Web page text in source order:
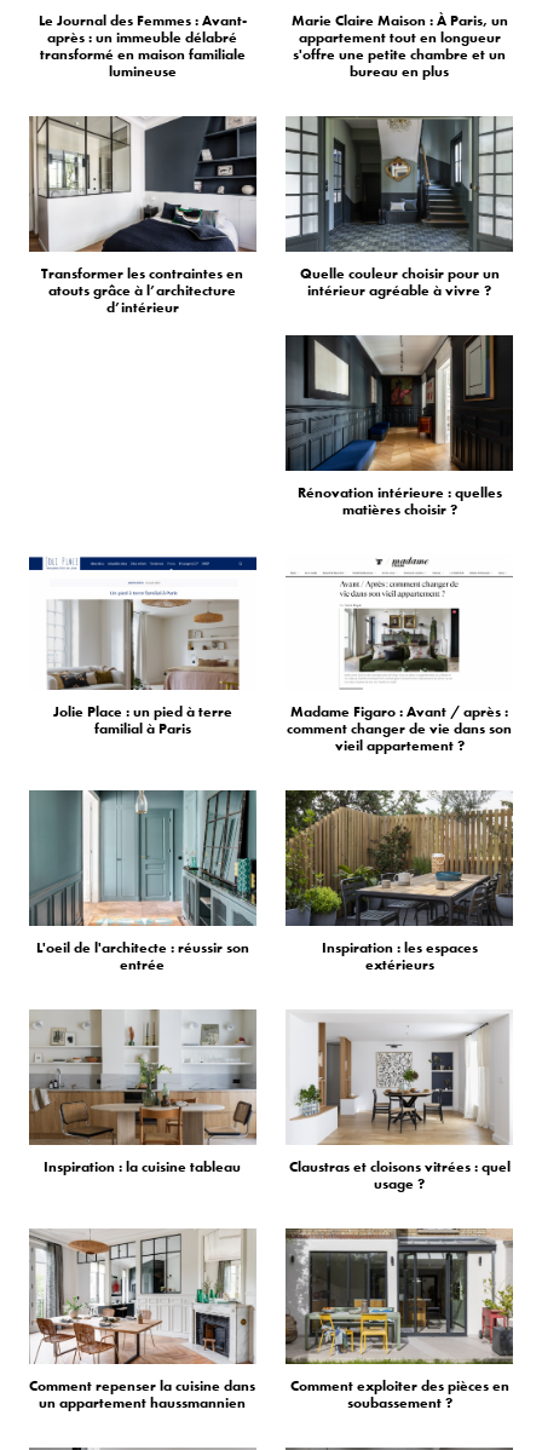
Le Journal des Femmes : Avant-
après : un immeuble délabré
transformé en maison familiale
lumineuse
Marie Claire Maison : À Paris, un
appartement tout en longueur
s'offre une petite chambre et un
bureau en plus
Transformer les contraintes en
atouts grâce à l’architecture
d’intérieur
Quelle couleur choisir pour un
intérieur agréable à vivre ?
Rénovation intérieure : quelles
matières choisir ?
Jolie Place : un pied à terre
familial à Paris
Madame Figaro : Avant / après :
comment changer de vie dans son
vieil appartement ?
L'oeil de l'architecte : réussir son
entrée
Inspiration : les espaces
extérieurs
Inspiration : la cuisine tableau
Claustras et cloisons vitrées : quel
usage ?
Comment repenser la cuisine dans
un appartement haussmannien
Comment exploiter des pièces en
soubassement ?